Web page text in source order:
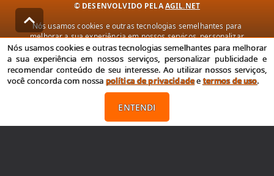
© DESENVOLVIDO PELAAGIL.NET
Nós usamos cookies e outras tecnologias semelhantes para
melhorar a sua experiência em nossos serviços, personalizar
publicidade e recomendar conteúdo de seu interesse. Ao utilizar
nossos serviços, você concorda com nossa política de privacidade e
termos de uso.
Política de Privacidade Termos de uso
Nós usamos cookies e outras tecnologias semelhantes para melhorar
a sua experiência em nossos serviços, personalizar publicidade e
recomendar conteúdo de seu interesse. Ao utilizar nossos serviços,
você concorda com nossa política de privacidadeetermos de uso.
ENTENDI